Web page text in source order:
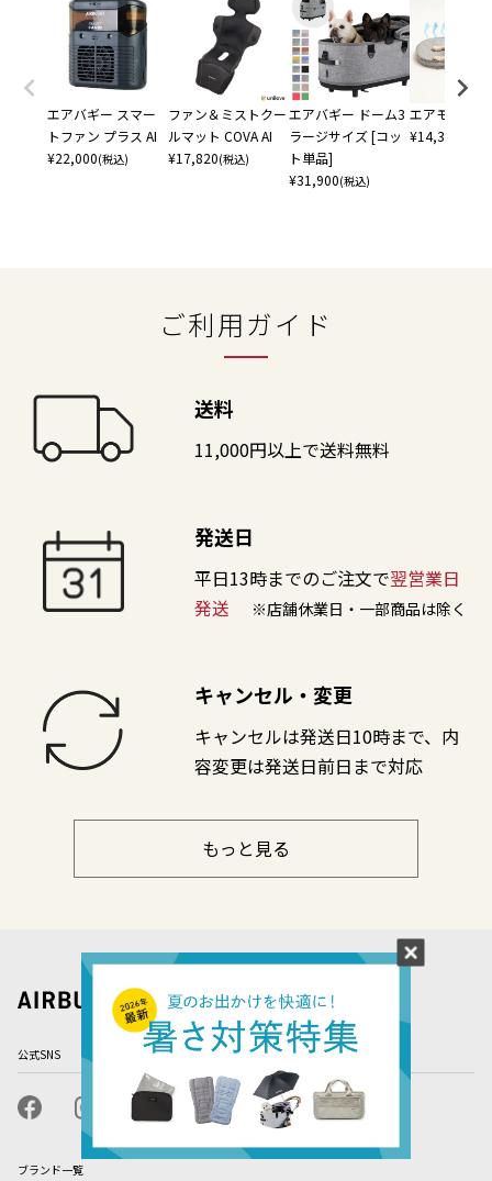
エアバギー スマー
トファン プラス AI
¥22,000(税込)
ファン＆ミストクー
ルマット COVA AI
¥17,820(税込)
エアバギー ドーム3
ラージサイズ [コッ
ト単品]
¥31,900(税込)
エアモン ペ
¥14,300
ご利用ガイド
送料
11,000円以上で送料無料
発送日
平日13時までのご注文で翌営業日
発送
※店舗休業日・一部商品は除く
キャンセル・変更
キャンセルは発送日10時まで、内
容変更は発送日前日まで対応
もっと見る
公式SNS
ブランド一覧